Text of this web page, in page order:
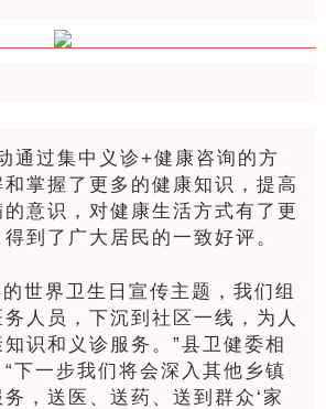
通过集中义诊+健康咨询的方
掌握了更多的健康知识，提高
意识，对健康生活方式有了更
到了广大居民的一致好评。
世界卫生日宣传主题，我们组
人员，下沉到社区一线，为人
识和义诊服务。”县卫健委相
下一步我们将会深入其他乡镇
，送医、送药、送到群众‘家